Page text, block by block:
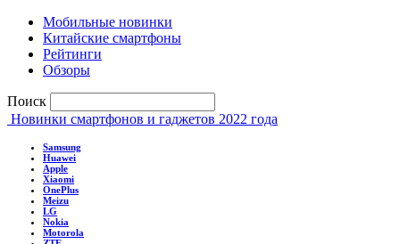
Мобильные новинки
Китайские смартфоны
Рейтинги
Обзоры
Поиск
Новинки смартфонов и гаджетов 2022 года
Samsung
Huawei
Apple
Xiaomi
OnePlus
Meizu
LG
Nokia
Motorola